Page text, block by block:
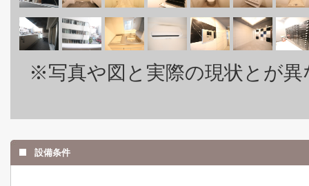
※写真や図と実際の現状とが
設備条件